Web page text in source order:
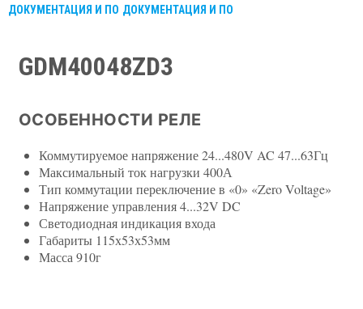
ДОКУМЕНТАЦИЯ И ПО ДОКУМЕНТАЦИЯ И ПО
GDM40048ZD3
ОСОБЕННОСТИ РЕЛЕ
Коммутируемое напряжение 24...480V AC 47...63Гц
Максимальный ток нагрузки 400А
Тип коммутации переключение в «0» «Zero Voltage»
Напряжение управления 4...32V DC
Светодиодная индикация входа
Габариты 115х53х53мм
Масса 910г